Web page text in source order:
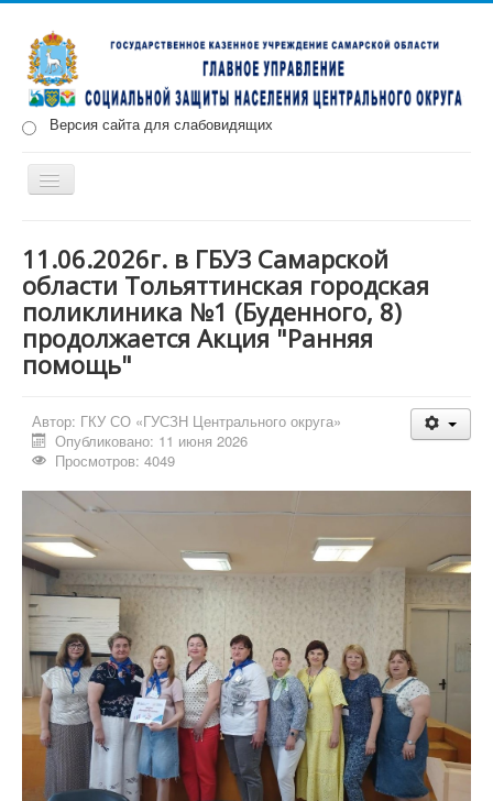
Версия сайта для слабовидящих
Включить/
Меры социальной поддержки
Противодействие коррупции Запись на прием
11.06.2026г. в ГБУЗ Самарской
области Тольяттинская городская
поликлиника №1 (Буденного, 8)
продолжается Акция "Ранняя
помощь"
Автор: ГКУ СО «ГУСЗН Центрального округа»
Опубликовано: 11 июня 2026
Просмотров: 4049